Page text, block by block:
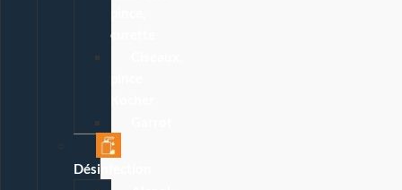
curette
Désinfection